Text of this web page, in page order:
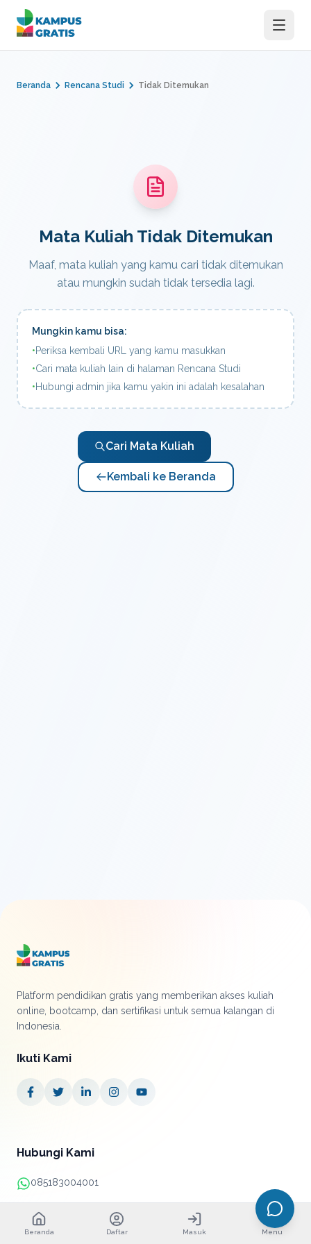
Langsung ke konten utama
Beranda Rencana Studi Tidak Ditemukan
Mata Kuliah Tidak Ditemukan
Maaf, mata kuliah yang kamu cari tidak ditemukan
atau mungkin sudah tidak tersedia lagi.
Mungkin kamu bisa:
•Periksa kembali URL yang kamu masukkan
•Cari mata kuliah lain di halaman Rencana Studi
•Hubungi admin jika kamu yakin ini adalah kesalahan
Cari Mata Kuliah
Kembali ke Beranda
Platform pendidikan gratis yang memberikan akses kuliah
online, bootcamp, dan sertifikasi untuk semua kalangan di
Indonesia.
Ikuti Kami
Hubungi Kami
085183004001
info@kampusgratis.id
Beranda Daftar Masuk Menu